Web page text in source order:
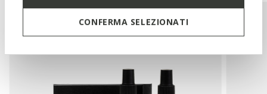
CONFERMA SELEZIONATI